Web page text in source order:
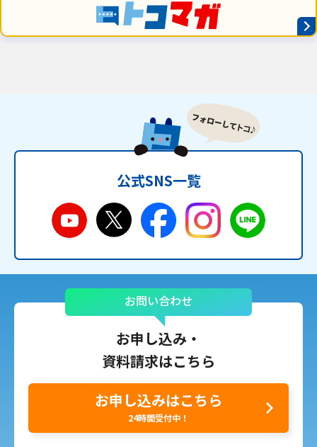
公式SNS一覧
お問い合わせ
お申し込み・
資料請求はこちら
お申し込みはこちら
24時間受付中！